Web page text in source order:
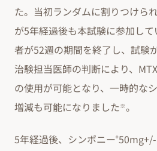
た。当初ランダムに割りつけら
が5年経過後も本試験に参加し
者が52週の期間を終了し、試験
治験担当医師の判断により、
の使用が可能となり、一時的な
増減も可能になりました※。
5年経過後、シンポニー®50mg+/-